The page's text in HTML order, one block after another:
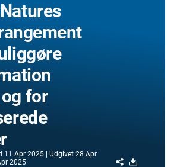
for
11 Apr 2025 Udgivet 28 Apr
2025 Share